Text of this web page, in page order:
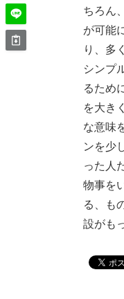
ちろん
が可能
り、多
シンプ
るため
を大き
な意味
ンを少
った人
物事を
る、も
設がも